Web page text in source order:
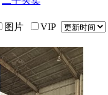
图片 VIP